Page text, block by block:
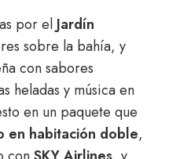
por elJardín
sobre la bahía, y
con sabores
heladas y música en
en un paquete que
en habitación doble,